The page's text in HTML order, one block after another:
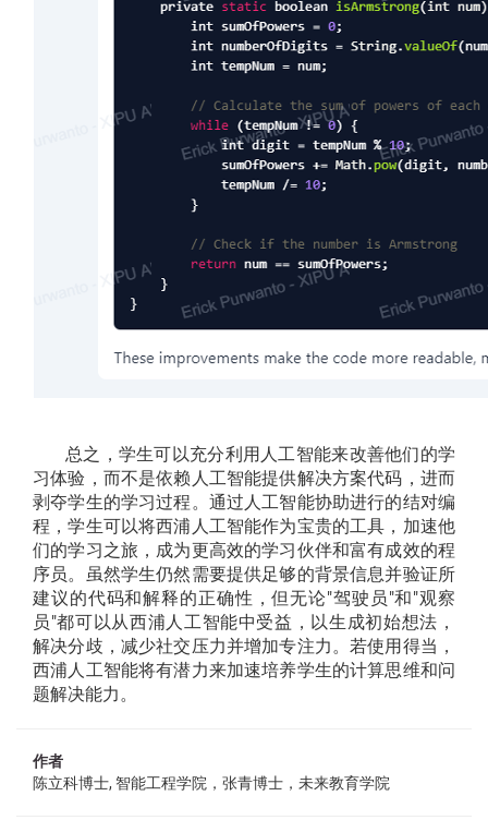
总之，学生可以充分利用人工智能来改善他们的学
习体验，而不是依赖人工智能提供解决方案代码，进而
剥夺学生的学习过程。通过人工智能协助进行的结对编
程，学生可以将西浦人工智能作为宝贵的工具，加速他
们的学习之旅，成为更高效的学习伙伴和富有成效的程
序员。虽然学生仍然需要提供足够的背景信息并验证所
建议的代码和解释的正确性，但无论"驾驶员"和"观察
员"都可以从西浦人工智能中受益，以生成初始想法，
解决分歧，减少社交压力并增加专注力。若使用得当，
西浦人工智能将有潜力来加速培养学生的计算思维和问
题解决能力。
作者
陈立科博士, 智能工程学院，张青博士，未来教育学院